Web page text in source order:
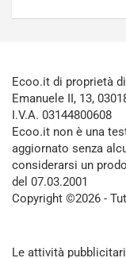
Ecoo.it di proprietà
Emanuele II, 13,
I.V.A. 03144800608
Ecoo.it non è una
aggiornato senza
considerarsi un
del 07.03.2001
Copyright ©2026 -
Le attività